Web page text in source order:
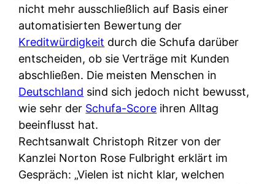
nicht mehr ausschließlich auf Basis einer
automatisierten Bewertung der
Kreditwürdigkeit durch die Schufa darüber
entscheiden, ob sie Verträge mit Kunden
abschließen. Die meisten Menschen in
Deutschland sind sich jedoch nicht bewusst,
wie sehr der Schufa-Score ihren Alltag
beeinflusst hat.
Rechtsanwalt Christoph Ritzer von der
Kanzlei Norton Rose Fulbright erklärt im
Gespräch: „Vielen ist nicht klar, welchen